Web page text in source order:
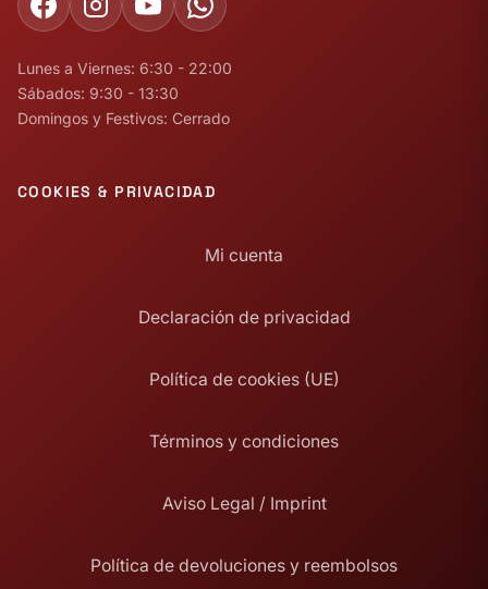
Lunes a Viernes: 6:30 - 22:00
Sábados: 9:30 - 13:30
Domingos y Festivos: Cerrado
COOKIES & PRIVACIDAD
Mi cuenta
Declaración de privacidad
Política de cookies (UE)
Términos y condiciones
Aviso Legal / Imprint
Política de devoluciones y reembolsos